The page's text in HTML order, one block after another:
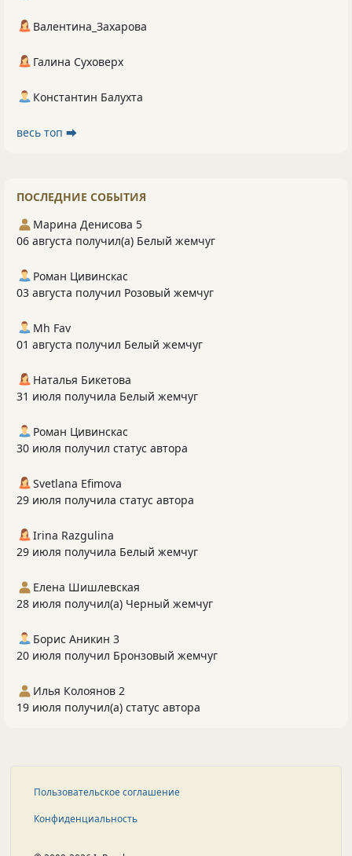
Валентина_Захарова
Галина Суховерх
Константин Балухта
весь топ ⮕
ПОСЛЕДНИЕ СОБЫТИЯ
Марина Денисова 5
06 августа получил(а) Белый жемчуг
Роман Цивинскас
03 августа получил Розовый жемчуг
Mh Fav
01 августа получил Белый жемчуг
Наталья Бикетова
31 июля получила Белый жемчуг
Роман Цивинскас
30 июля получил статус автора
Svetlana Efimova
29 июля получила статус автора
Irina Razgulina
29 июля получила Белый жемчуг
Елена Шишлевская
28 июля получил(а) Черный жемчуг
Борис Аникин 3
20 июля получил Бронзовый жемчуг
Илья Колоянов 2
19 июля получил(а) статус автора
Пользовательское соглашение
Конфиденциальность